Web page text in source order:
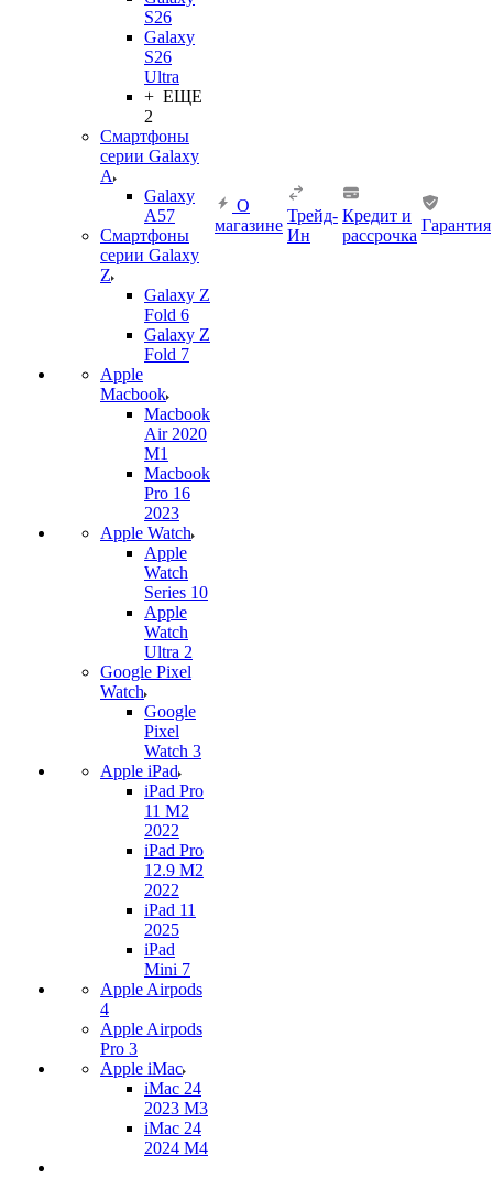
S26
Galaxy
S26
Ultra
+ ЕЩЕ
2
Смартфоны
серии Galaxy
A
Galaxy
A57
Смартфоны
серии Galaxy
Z
Galaxy Z
Fold 6
Galaxy Z
Fold 7
Apple
Macbook
Macbook
Air 2020
M1
Macbook
Pro 16
2023
Apple Watch
Apple
Watch
Series 10
Apple
Watch
Ultra 2
Google Pixel
Watch
Google
Pixel
Watch 3
Apple iPad
iPad Pro
11 M2
2022
iPad Pro
12.9 M2
2022
iPad 11
2025
iPad
Mini 7
Apple Airpods
4
Apple Airpods
Pro 3
Apple iMac
iMac 24
2023 M3
iMac 24
2024 M4
О
магазине
Трейд-
Ин
Кредит и
рассрочка
Гарантия